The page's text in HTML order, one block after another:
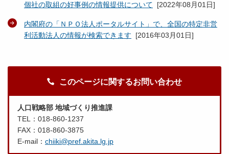
個社の取組の好事例の情報提供について [2022年08月01日]
内閣府の「ＮＰＯ法人ポータルサイト」で、全国の特定非営
利活動法人の情報が検索できます [2016年03月01日]
このページに関するお問い合わせ
人口戦略部 地域づくり推進課
TEL：018-860-1237
FAX：018-860-3875
E-mail： chiiki@pref.akita.lg.jp